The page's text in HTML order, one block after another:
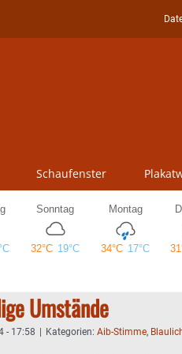
Schaufenster
Umstände
- 17:58 Kategorien: Aib-Stimme,